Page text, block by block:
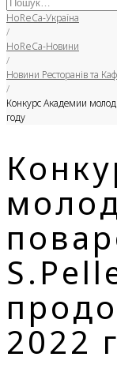
HoReCa-Україна
/
HoReCa-Новини
/
Новини Ресторанів та
/
Конкурс Академии
году
2022